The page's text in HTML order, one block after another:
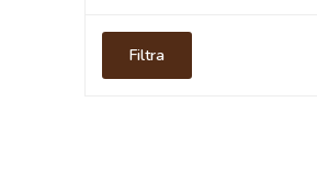
Filtra